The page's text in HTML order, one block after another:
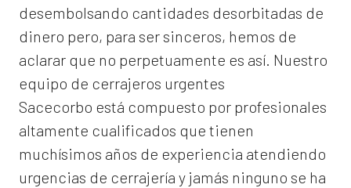
desembolsando cantidades desorbitadas de
dinero pero, para ser sinceros, hemos de
aclarar que no perpetuamente es así. Nuestro
equipo de cerrajeros urgentes
Sacecorbo está compuesto por profesionales
altamente cualificados que tienen
muchísimos años de experiencia atendiendo
urgencias de cerrajería y jamás ninguno se ha